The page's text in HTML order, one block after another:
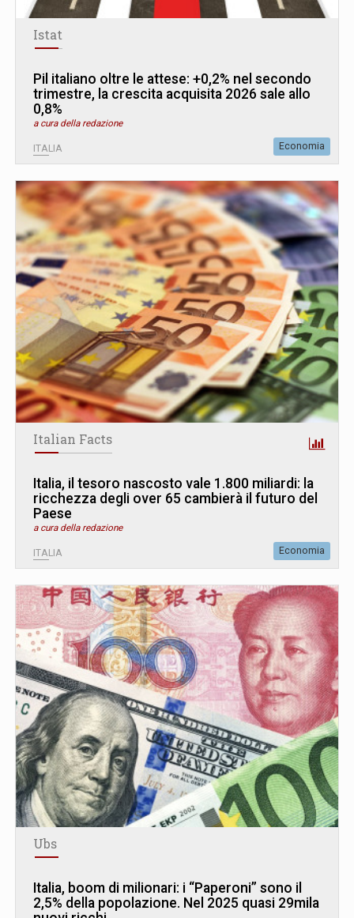
Istat
Pil italiano oltre le attese: +0,2% nel secondo
trimestre, la crescita acquisita 2026 sale allo
0,8%
a cura della redazione
ITALIA Economia
Italian Facts
Italia, il tesoro nascosto vale 1.800 miliardi: la
ricchezza degli over 65 cambierà il futuro del
Paese
a cura della redazione
ITALIA Economia
Ubs
Italia, boom di milionari: i “Paperoni” sono il
2,5% della popolazione. Nel 2025 quasi 29mila